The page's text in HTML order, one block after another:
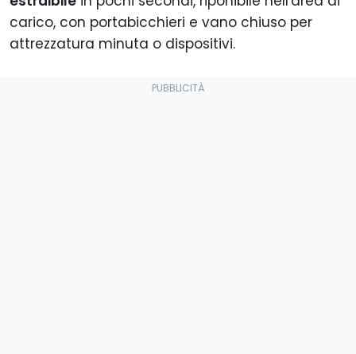
carico, con portabicchieri e vano chiuso per
attrezzatura minuta o dispositivi.